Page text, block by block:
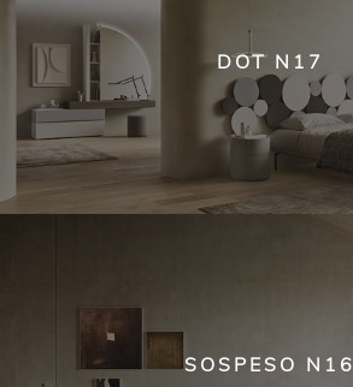
DOT N17
SOSPESO N16